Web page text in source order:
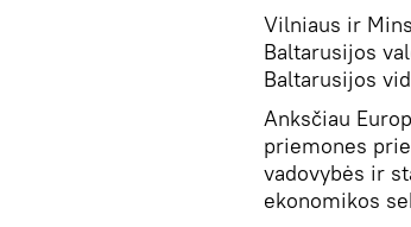
Vilniaus ir
Baltarusijos
Baltarusijos
Anksčiau
priemones
vadovybės ir
ekonomikos